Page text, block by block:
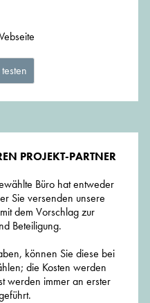
PROJEKT-PARTNER
Büro hat entweder
Sie versenden unsere
dem Vorschlag zur
Beteiligung.
können Sie diese bei
die Kosten werden
werden immer an erster